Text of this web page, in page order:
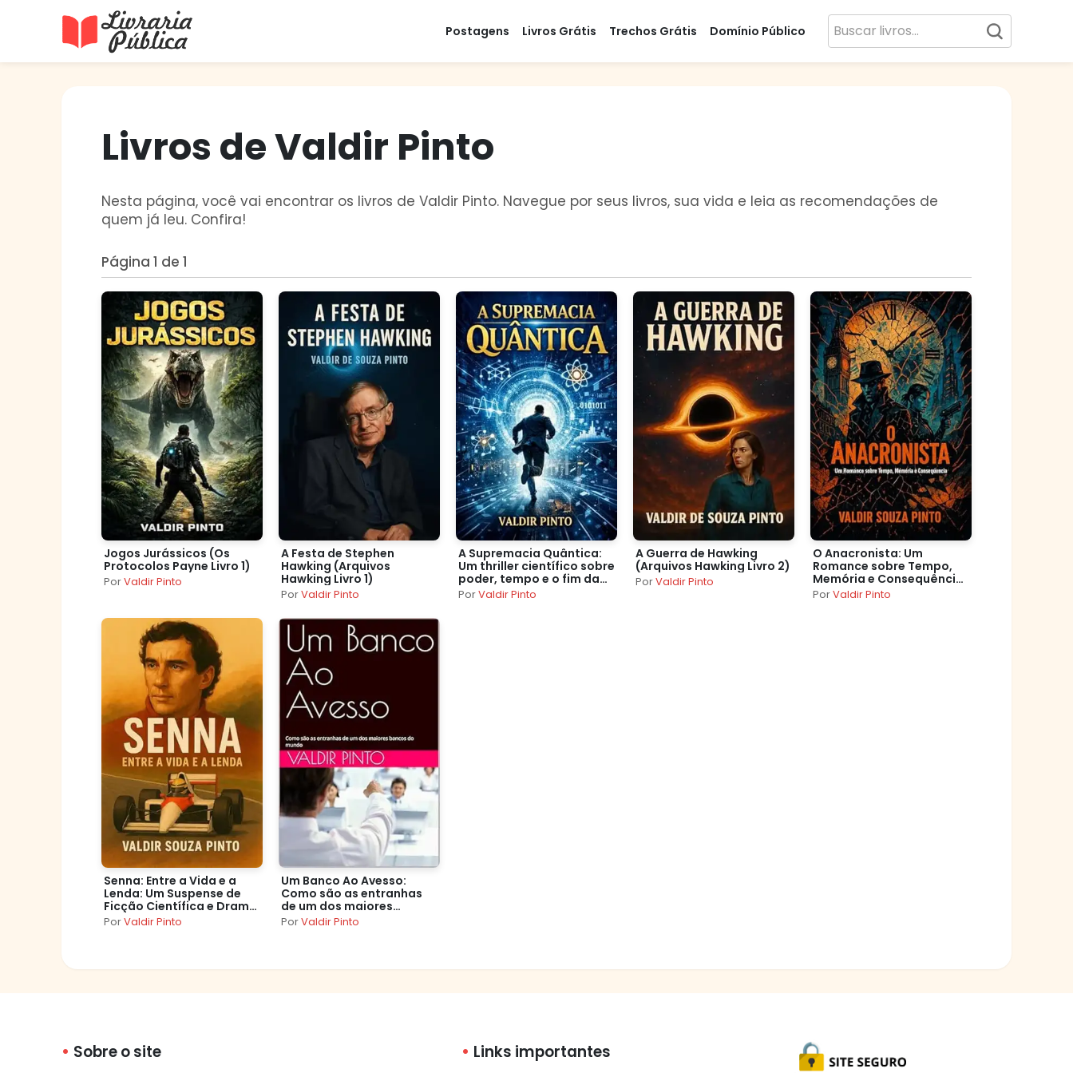
Postagens Livros Grátis Trechos Grátis Domínio Público
Livros de Valdir Pinto
Nesta página, você vai encontrar os livros de Valdir Pinto. Navegue por seus livros, sua vida e leia as recomendações de
quem já leu. Confira!
Página 1 de 1
Jogos Jurássicos (Os
Protocolos Payne Livro 1)
PorValdir Pinto
A Festa de Stephen
Hawking (Arquivos
Hawking Livro 1)
PorValdir Pinto
A Supremacia Quântica:
Um thriller científico sobre
poder, tempo e o fim da
criptografia (Arquivos
PorValdir Pinto
A Guerra de Hawking
(Arquivos Hawking Livro 2)
PorValdir Pinto
O Anacronista: Um
Romance sobre Tempo,
Memória e Consequência
(Arquivos Hawking)
PorValdir Pinto
Senna: Entre a Vida e a
Lenda: Um Suspense de
Ficção Científica e Drama
Temporal. (Arquivos
PorValdir Pinto
Um Banco Ao Avesso:
Como são as entranhas
de um dos maiores
bancos do mundo
PorValdir Pinto
Sobre o site Links importantes